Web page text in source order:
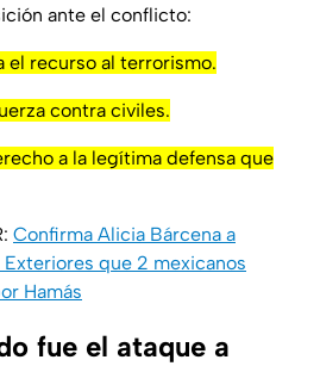
ante el conflicto:
el recurso al terrorismo.
contra civiles.
a la legítima defensa que
Confirma Alicia Bárcena a
que 2 mexicanos
Hamás
fue el ataque a